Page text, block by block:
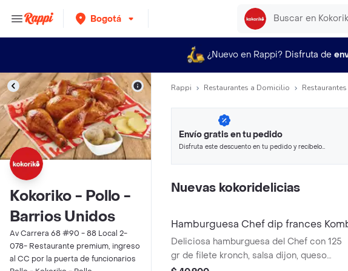
Bogotá
¿Nuevo en Rappi? Disfruta de
Kokoriko - Pollo -
Barrios Unidos
Av Carrera 68 #90 - 88 Local 2-
078- Restaurante premium, ingreso
al CC por la puerta de funcionarios
Rappi Restaurantes a Domicilio
Envío gratis en tu pedido
Disfruta este descuento en tu pedido y recíbelo
Nuevas kokoridelicias
Hamburguesa Chef dip frances
Deliciosa hamburguesa del Chef con 125
gr de filete kronch, salsa dijon, queso